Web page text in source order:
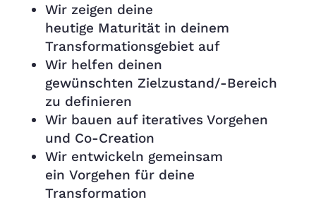
Wir zeigen deine
heutige Maturität in deinem
Transformationsgebiet auf
Wir helfen deinen
gewünschten Zielzustand/-Bereich
zu definieren
Wir bauen auf iteratives Vorgehen
und Co-Creation
Wir entwickeln gemeinsam
ein Vorgehen für deine
Transformation